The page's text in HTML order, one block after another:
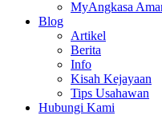
MyAngkasa
Blog
Artikel
Berita
Info
Kisah Kejayaan
Tips Usahawan
Hubungi Kami